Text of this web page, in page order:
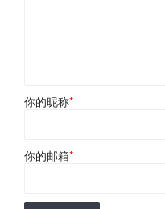
你的昵称*
你的邮箱*